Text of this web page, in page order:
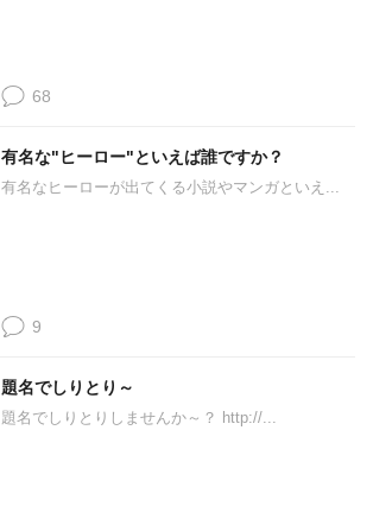
68
有名な"ヒーロー"といえば誰ですか？
有名なヒーローが出てくる小説やマンガといえ...
9
題名でしりとり～
題名でしりとりしませんか～？ http://...